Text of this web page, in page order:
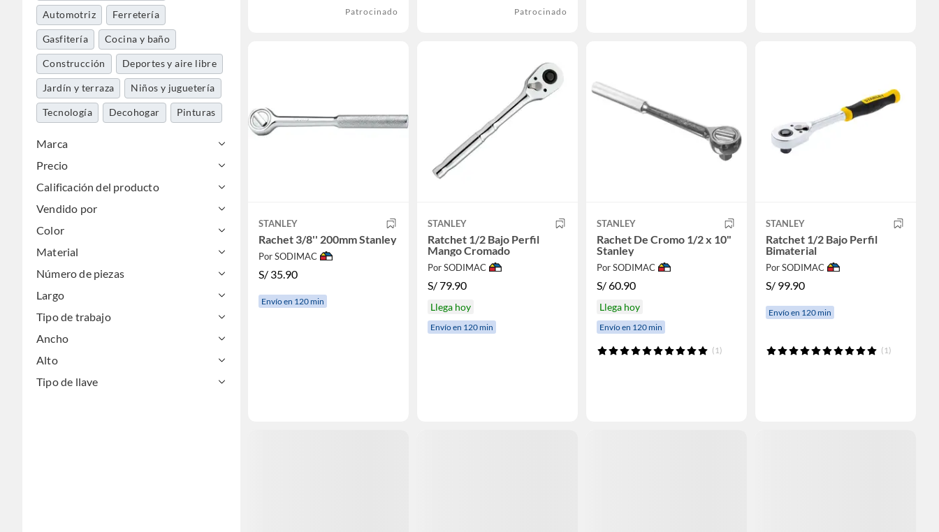
Automotriz Ferretería
Gasfitería Cocina y baño
Construcción Deportes y aire libre
Jardín y terraza Niños y juguetería
Tecnología Decohogar Pinturas
Marca
Precio
Calificación del producto
Vendido por
Color
Material
Número de piezas
Largo
Tipo de trabajo
Ancho
Alto
Tipo de llave
Patrocinado Patrocinado
STANLEY
Rachet 3/8'' 200mm Stanley
Por SODIMAC
S/ 35.90
Envío en 120 min
STANLEY
Ratchet 1/2 Bajo Perfil
Mango Cromado
Por SODIMAC
S/79.90
Llega hoy
Envío en 120 min
STANLEY
Rachet De Cromo 1/2 x 10"
Stanley
Por SODIMAC
S/60.90
Llega hoy
Envío en 120 min
(1)
STANLEY
Ratchet 1/2 Bajo Perfil
Bimaterial
Por SODIMAC
S/ 99.90
Envío en 120 min
(1)